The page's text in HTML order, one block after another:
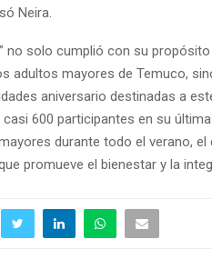
Neira.
no solo cumplió con su
adultos mayores de Temuco,
aniversario destinadas a
600 participantes en su
durante todo el verano,
promueve el bienestar y la